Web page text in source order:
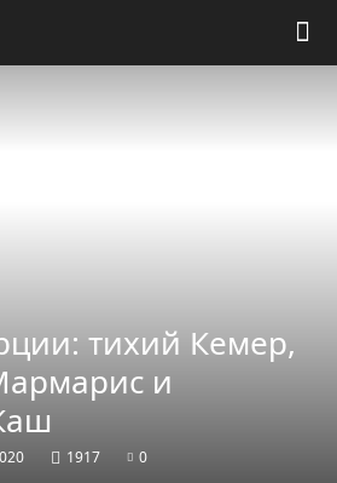
тихий Кемер,
и
1917 0